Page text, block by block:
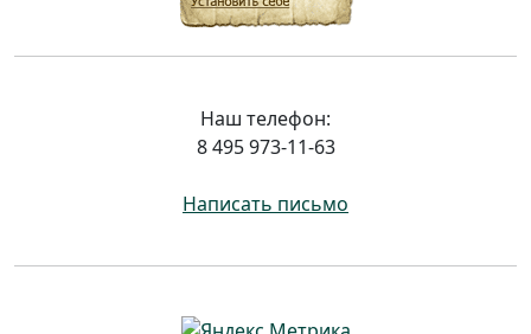
Наш телефон:
8 495 973-11-63
Написать письмо